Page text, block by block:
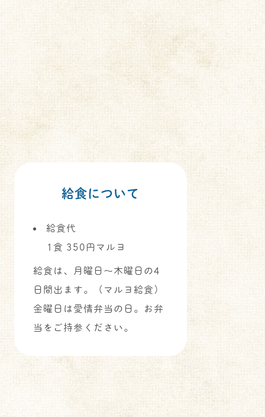
給食について
給食代
1食 350円マルヨ
給食は、月曜日～木曜日の4
日間出ます。（マルヨ給食）
金曜日は愛情弁当の日。お弁
当をご持参ください。